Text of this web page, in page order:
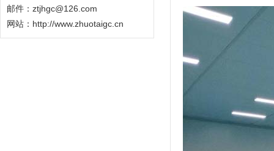
邮件：ztjhgc@126.com
网站：http://www.zhuotaigc.cn